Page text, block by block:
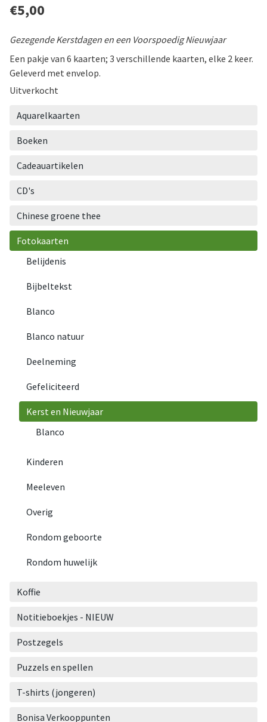
Aquarelkaarten
Boeken
Cadeauartikelen
CD's
Chinese groene thee
Fotokaarten
Belijdenis
Bijbeltekst
Blanco
Blanco natuur
Deelneming
Gefeliciteerd
Kerst en Nieuwjaar
Blanco
Kinderen
Meeleven
Overig
Rondom geboorte
Rondom huwelijk
Koffie
Notitieboekjes - NIEUW
Postzegels
Puzzels en spellen
T-shirts (jongeren)
Bonisa Verkooppunten
€5,00
Gezegende Kerstdagen en een Voorspoedig Nieuwjaar
Een pakje van 6 kaarten; 3 verschillende kaarten, elke 2 keer.
Geleverd met envelop.
Uitverkocht